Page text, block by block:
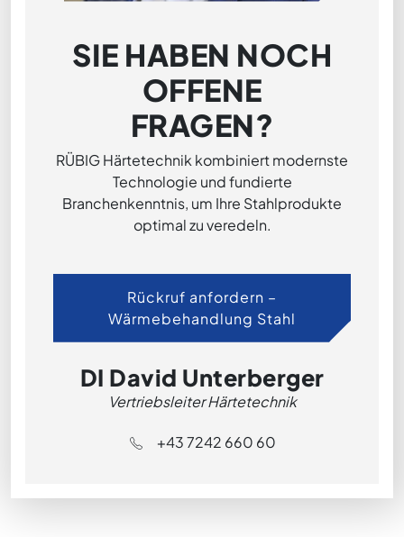
SIE HABEN NOCH
OFFENE
FRAGEN?
RÜBIG Härtetechnik kombiniert modernste
Technologie und fundierte
Branchenkenntnis, um Ihre Stahlprodukte
optimal zu veredeln.
Rückruf anfordern –
Wärmebehandlung Stahl
DI David Unterberger
Vertriebsleiter Härtetechnik
+43 7242 660 60